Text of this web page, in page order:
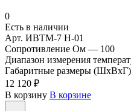
0
Есть в наличии
Арт. ИВТМ-7 Н-01
Сопротивление Ом — 100
Диапазон измерения
Габаритные размеры (ШхВхГ)
12 120 ₽
В корзину В корзине